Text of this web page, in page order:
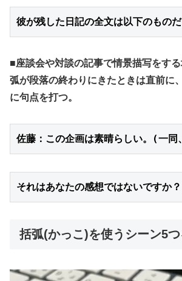
彼が残した日記の全文は以下のもの
■座談会や対談の記事で情景描写をす
弧が段落の終わりにきたときは直前に
に句点を打つ。
佐藤：この企画は素晴らしい。(一
それはあなたの感想ではないですか
括弧(かっこ)を使うシーン5